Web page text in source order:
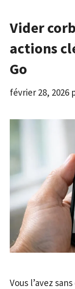
Vider
actions
Go
février 28, 2026
Vous l’avez